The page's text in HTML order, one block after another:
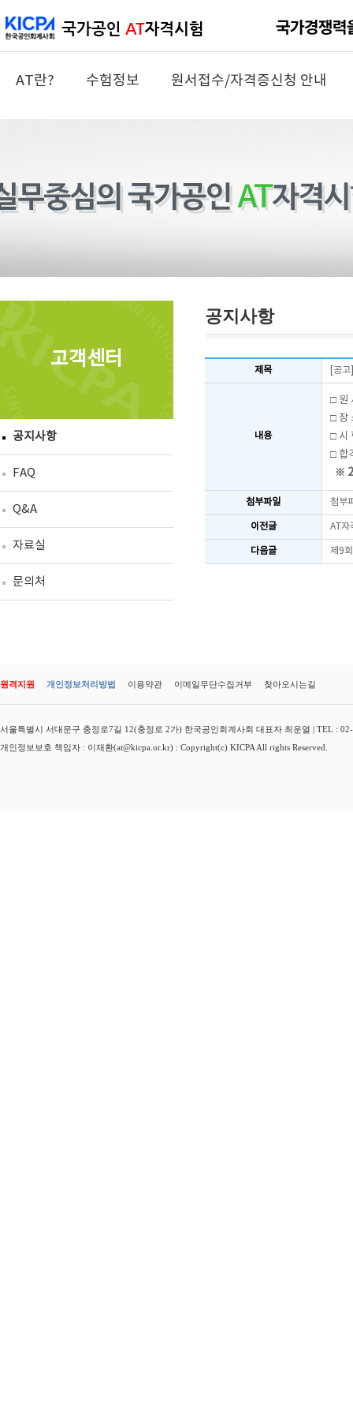
AT란? 수험정보 원서접수/자격증신청 안내
고객센터
공지사항
FAQ
Q&A
자료실
문의처
공지사항
제목 [공
내용
□ 원
□ 장
□ 시
□ 합
※
첨부파일 첨부
이전글 AT자
다음글 제9
원격지원 개인정보처리방법 이용약관 이메일무단수집거부 찾아오시는길
서울특별시 서대문구 충정로7길 12(충정로 2가) 한국공인회계사회 대표자 최운열 | TEL :
개인정보보호 책임자 : 이재환(at@kicpa.or.kr) : Copyright(c) KICPA All rights Reserved.